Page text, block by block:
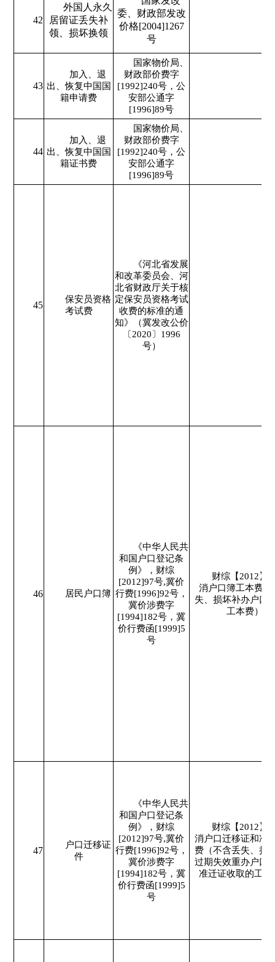
42
外国人永久
居留证丢失补
领、损坏换领
委、财政部发改
价格[2004]1267
号
43
加入、退
出、恢复中国国
籍申请费
国家物价局、
财政部价费字
[1992]240号，公
安部公通字
[1996]89号
44
加入、退
出、恢复中国国
籍证书费
国家物价局、
财政部价费字
[1992]240号，公
安部公通字
[1996]89号
45
保安员资格
考试费
《河北省发展
和改革委员会、河
北省财政厅关于核
定保安员资格考试
收费的标准的通
知》（冀发改公价
〔2020〕1996
号）
46 居民户口簿
《中华人民共
和国户口登记条
例》，财综
[2012]97号,冀价
行费[1996]92号，
冀价涉费字
[1994]182号，冀
价行费函[1999]5
号
财综【2012】
消户口簿工本费（
失、损坏补办户口
工本费）。
47
户口迁移证
件
《中华人民共
和国户口登记条
例》，财综
[2012]97号,冀价
行费[1996]92号，
冀价涉费字
[1994]182号，冀
价行费函[1999]5
号
财综【2012】
消户口迁移证和准
费（不含丢失、损
过期失效重办户口
准迁证收取的工本